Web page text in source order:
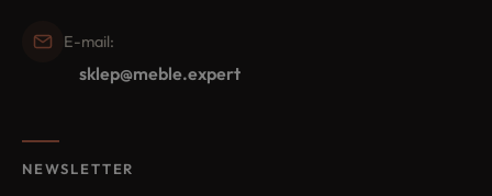
E-mail:
sklep@meble.expert
NEWSLETTER